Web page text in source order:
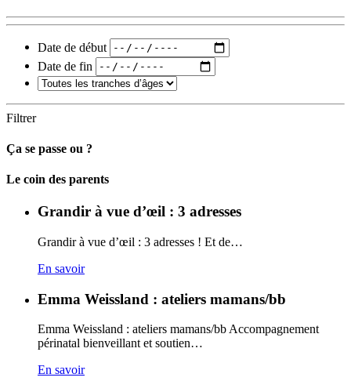
Date de début
Date de fin
Filtrer
Ça se passe ou ?
Carto
Le coin des parents
Grandir à vue d’œil : 3 adresses
Grandir à vue d’œil : 3 adresses ! Et de…
En savoir
Emma Weissland : ateliers mamans/bb
Emma Weissland : ateliers mamans/bb Accompagnement
périnatal bienveillant et soutien…
En savoir